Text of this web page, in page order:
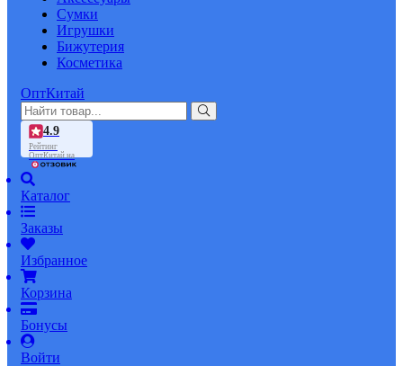
Сумки
Игрушки
Бижутерия
Косметика
ОптКитай
4.9
Рейтинг
ОптКитай на
Каталог
Заказы
Избранное
Корзина
Бонусы
Войти